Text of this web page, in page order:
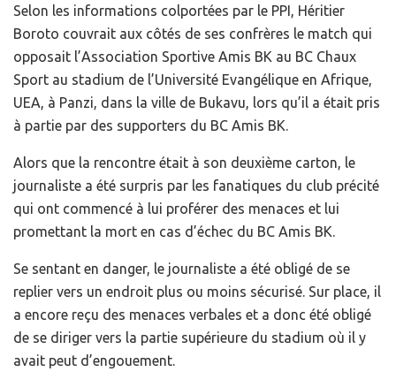
Selon les informations colportées par le PPI, Héritier
Boroto couvrait aux côtés de ses confrères le match qui
opposait l’Association Sportive Amis BK au BC Chaux
Sport au stadium de l’Université Evangélique en Afrique,
UEA, à Panzi, dans la ville de Bukavu, lors qu’il a était pris
à partie par des supporters du BC Amis BK.
Alors que la rencontre était à son deuxième carton, le
journaliste a été surpris par les fanatiques du club précité
qui ont commencé à lui proférer des menaces et lui
promettant la mort en cas d’échec du BC Amis BK.
Se sentant en danger, le journaliste a été obligé de se
replier vers un endroit plus ou moins sécurisé. Sur place, il
a encore reçu des menaces verbales et a donc été obligé
de se diriger vers la partie supérieure du stadium où il y
avait peut d’engouement.